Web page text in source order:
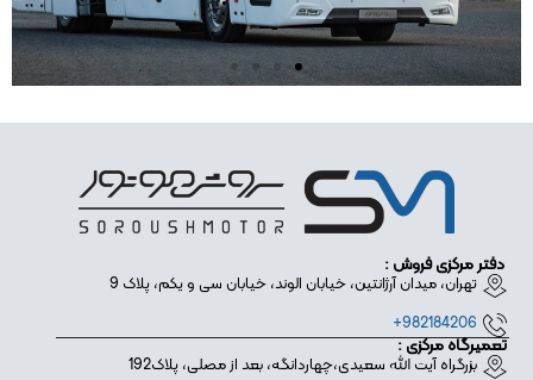
Click
Here
دفتر مرکزی فروش :
تهران، میدان آرژانتین، خیابان الوند، خیابان سی و یکم، پلاک 9
982184206+
تعمیرگاه مرکزی :
بزرگراه آیت الله سعیدی،چهاردانگه، بعد از مصلی، پلاک192